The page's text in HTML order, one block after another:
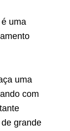
uma
uma
com
grande